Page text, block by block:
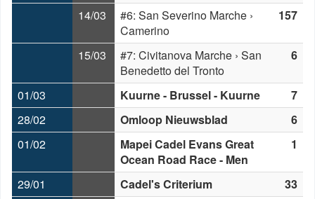
14/03
#6: San Severino Marche ›
Camerino
157
15/03
#7: Civitanova Marche › San
Benedetto del Tronto
6
01/03 Kuurne - Brussel - Kuurne
7
28/02
Omloop Nieuwsblad
6
01/02
Mapei Cadel Evans Great
Ocean Road Race - Men
1
29/01 Cadel's Criterium
33